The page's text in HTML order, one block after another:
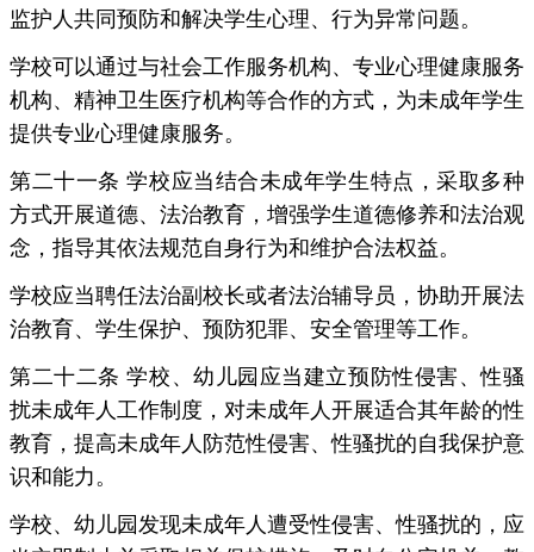
监护人共同预防和解决学生心理、行为异常问题。
学校可以通过与社会工作服务机构、专业心理健康服务
机构、精神卫生医疗机构等合作的方式，为未成年学生
提供专业心理健康服务。
第二十一条 学校应当结合未成年学生特点，采取多种
方式开展道德、法治教育，增强学生道德修养和法治观
念，指导其依法规范自身行为和维护合法权益。
学校应当聘任法治副校长或者法治辅导员，协助开展法
治教育、学生保护、预防犯罪、安全管理等工作。
第二十二条 学校、幼儿园应当建立预防性侵害、性骚
扰未成年人工作制度，对未成年人开展适合其年龄的性
教育，提高未成年人防范性侵害、性骚扰的自我保护意
识和能力。
学校、幼儿园发现未成年人遭受性侵害、性骚扰的，应